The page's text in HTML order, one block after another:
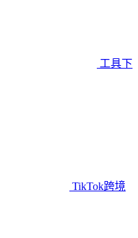
工具下
TikTok跨境